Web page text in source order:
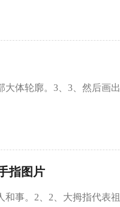
大体轮廓。3、3、然后画出
指图片
事。2、2、大拇指代表祖